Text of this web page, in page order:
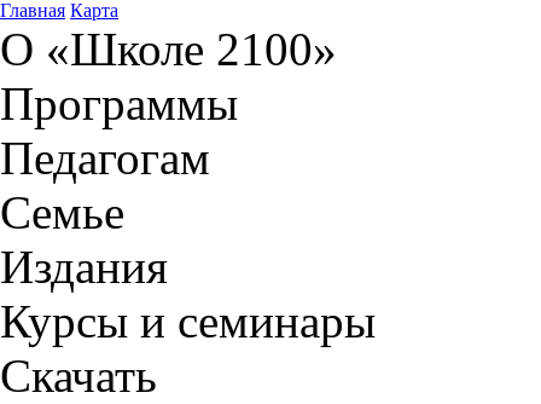
Главная Карта
О «Школе 2100»
Программы
Педагогам
Семье
Издания
Курсы и семинары
Скачать